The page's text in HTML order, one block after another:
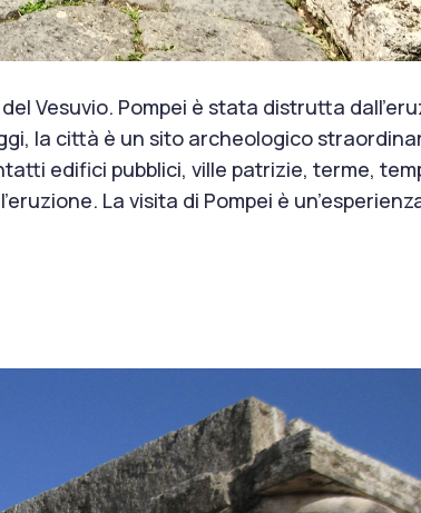
Vesuvio. Pompei è stata distrutta
la città è un sito archeologico
edifici pubblici, ville patrizie, terme,
La visita di Pompei è